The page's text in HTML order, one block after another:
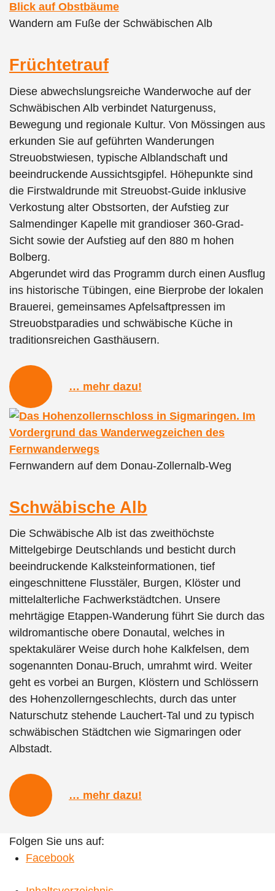
Wandern am Fuße der Schwäbischen Alb
Früchtetrauf
Diese abwechslungsreiche Wanderwoche auf der
Schwäbischen Alb verbindet Naturgenuss,
Bewegung und regionale Kultur. Von Mössingen aus
erkunden Sie auf geführten Wanderungen
Streuobstwiesen, typische Alblandschaft und
beeindruckende Aussichtsgipfel. Höhepunkte sind
die Firstwaldrunde mit Streuobst-Guide inklusive
Verkostung alter Obstsorten, der Aufstieg zur
Salmendinger Kapelle mit grandioser 360-Grad-
Sicht sowie der Aufstieg auf den 880 m hohen
Bolberg.
Abgerundet wird das Programm durch einen Ausflug
ins historische Tübingen, eine Bierprobe der lokalen
Brauerei, gemeinsames Apfelsaftpressen im
Streuobstparadies und schwäbische Küche in
traditionsreichen Gasthäusern.
… mehr dazu!
Fernwandern auf dem Donau-Zollernalb-Weg
Schwäbische Alb
Die Schwäbische Alb ist das zweithöchste
Mittelgebirge Deutschlands und besticht durch
beeindruckende Kalksteinformationen, tief
eingeschnittene Flusstäler, Burgen, Klöster und
mittelalterliche Fachwerkstädtchen. Unsere
mehrtägige Etappen-Wanderung führt Sie durch das
wildromantische obere Donautal, welches in
spektakulärer Weise durch hohe Kalkfelsen, dem
sogenannten Donau-Bruch, umrahmt wird. Weiter
geht es vorbei an Burgen, Klöstern und Schlössern
des Hohenzollerngeschlechts, durch das unter
Naturschutz stehende Lauchert-Tal und zu typisch
schwäbischen Städtchen wie Sigmaringen oder
Albstadt.
… mehr dazu!
Folgen Sie uns auf:
Facebook